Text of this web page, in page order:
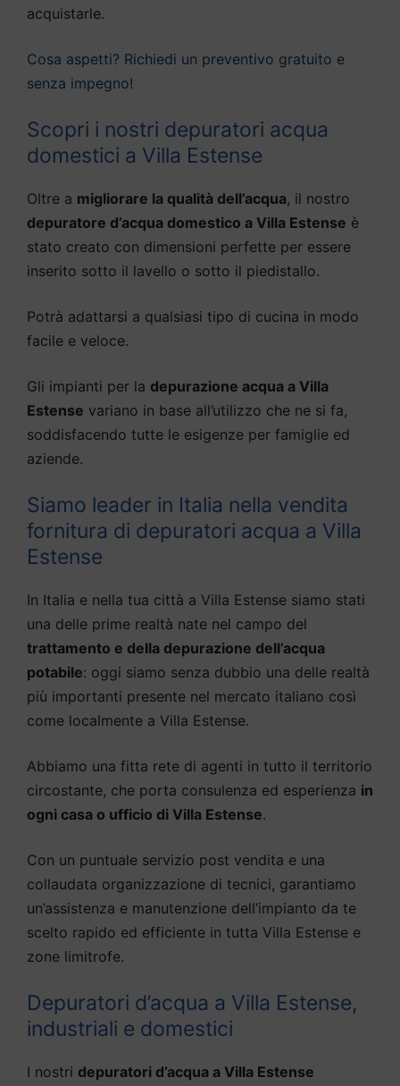
acquistarle.
Cosa aspetti? Richiedi un preventivo gratuito e
senza impegno!
Scopri i nostri depuratori acqua
domestici a Villa Estense
Oltre a migliorare la qualità dell’acqua, il nostro
depuratore d’acqua domestico a Villa Estense è
stato creato con dimensioni perfette per essere
inserito sotto il lavello o sotto il piedistallo.
Potrà adattarsi a qualsiasi tipo di cucina in modo
facile e veloce.
Gli impianti per la depurazione acqua a Villa
Estense variano in base all’utilizzo che ne si fa,
soddisfacendo tutte le esigenze per famiglie ed
aziende.
Siamo leader in Italia nella vendita
fornitura di depuratori acqua a Villa
Estense
In Italia e nella tua città a Villa Estense siamo stati
una delle prime realtà nate nel campo del
trattamento e della depurazione dell’acqua
potabile: oggi siamo senza dubbio una delle realtà
più importanti presente nel mercato italiano così
come localmente a Villa Estense.
Abbiamo una fitta rete di agenti in tutto il territorio
circostante, che porta consulenza ed esperienza in
ogni casa o ufficio di Villa Estense.
Con un puntuale servizio post vendita e una
collaudata organizzazione di tecnici, garantiamo
un’assistenza e manutenzione dell’impianto da te
scelto rapido ed efficiente in tutta Villa Estense e
zone limitrofe.
Depuratori d’acqua a Villa Estense,
industriali e domestici
I nostri depuratori d’acqua a Villa Estense